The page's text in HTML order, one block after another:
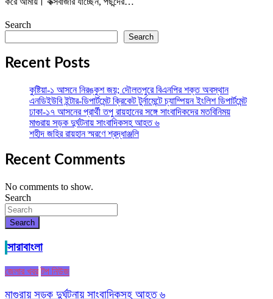
Search
Search
Recent Posts
কুষ্টিয়া-১ আসনে নিরঙ্কুশ জয়; দৌলতপুরে বিএনপির শক্ত অবস্থান
এনডিইউবি ইন্টার-ডিপার্টমেন্ট ক্রিকেট টুর্নামেন্টে চ্যাম্পিয়ন ইংলিশ ডিপার্টমেন্ট
ঢাকা-১৭ আসনের প্রার্থী তপু রায়হানের সঙ্গে সাংবাদিকদের মতবিনিময়
মাগুরায় সড়ক দুর্ঘটনায় সাংবাদিকসহ আহত ৬
শহীদ জহির রায়হান স্মরণে শ্রদ্ধাঞ্জলি
Recent Comments
No comments to show.
Search
Search
সারাবাংলা
জেলার খবর টপ নিউজ
মাগুরায় সড়ক দুর্ঘটনায় সাংবাদিকসহ আহত ৬